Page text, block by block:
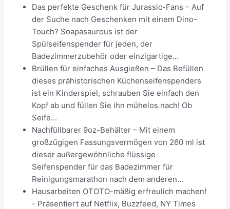
Das perfekte Geschenk für Jurassic-Fans – Auf
der Suche nach Geschenken mit einem Dino-
Touch? Soapasaurous ist der
Spülseifenspender für jeden, der
Badezimmerzubehör oder einzigartige...
Brüllen für einfaches Ausgießen – Das Befüllen
dieses prähistorischen Küchenseifenspenders
ist ein Kinderspiel, schrauben Sie einfach den
Kopf ab und füllen Sie ihn mühelos nach! Ob
Seife...
Nachfüllbarer 9oz-Behälter – Mit einem
großzügigen Fassungsvermögen von 260 ml ist
dieser außergewöhnliche flüssige
Seifenspender für das Badezimmer für
Reinigungsmarathon nach dem anderen...
Hausarbeiten OTOTO-mäßig erfreulich machen!
- Präsentiert auf Netflix, Buzzfeed, NY Times